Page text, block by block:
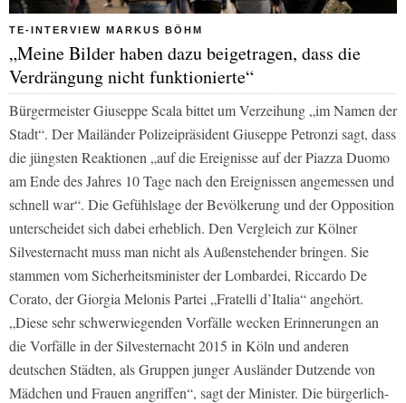
TE-INTERVIEW MARKUS BÖHM
„Meine Bilder haben dazu beigetragen, dass die
Verdrängung nicht funktionierte“
Bürgermeister Giuseppe Scala bittet um Verzeihung „im Namen der
Stadt“. Der Mailänder Polizeipräsident Giuseppe Petronzi sagt, dass
die jüngsten Reaktionen „auf die Ereignisse auf der Piazza Duomo
am Ende des Jahres 10 Tage nach den Ereignissen angemessen und
schnell war“. Die Gefühlslage der Bevölkerung und der Opposition
unterscheidet sich dabei erheblich. Den Vergleich zur Kölner
Silvesternacht muss man nicht als Außenstehender bringen. Sie
stammen vom Sicherheitsminister der Lombardei, Riccardo De
Corato, der Giorgia Melonis Partei „Fratelli d’Italia“ angehört.
„Diese sehr schwerwiegenden Vorfälle wecken Erinnerungen an
die Vorfälle in der Silvesternacht 2015 in Köln und anderen
deutschen Städten, als Gruppen junger Ausländer Dutzende von
Mädchen und Frauen angriffen“, sagt der Minister. Die bürgerlich-